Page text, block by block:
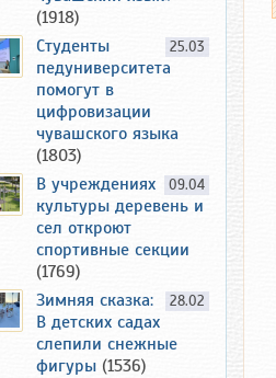
(1918)
25.03
Студенты
педуниверситета
помогут в
цифровизации
чувашского языка
(1803)
09.04
В учреждениях
культуры деревень и
сел откроют
спортивные секции
(1769)
28.02
Зимняя сказка:
В детских садах
слепили снежные
фигуры (1536)